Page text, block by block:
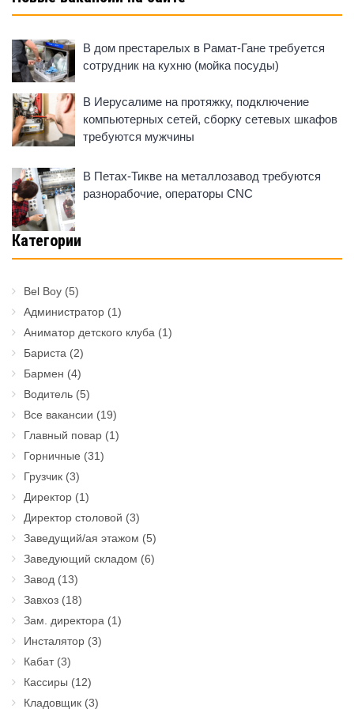
В дом престарелых в Рамат-Гане требуется
сотрудник на кухню (мойка посуды)
В Иерусалиме на протяжку, подключение
компьютерных сетей, сборку сетевых шкафов
требуются мужчины
В Петах-Тикве на металлозавод требуются
разнорабочие, операторы CNC
Категории
Bel Boy (5)
Администратор (1)
Аниматор детского клуба (1)
Бариста (2)
Бармен (4)
Водитель (5)
Все вакансии (19)
Главный повар (1)
Горничные (31)
Грузчик (3)
Директор (1)
Директор столовой (3)
Заведущий/ая этажом (5)
Заведующий складом (6)
Завод (13)
Завхоз (18)
Зам. директора (1)
Инсталятор (3)
Кабат(3)
Кассиры (12)
Кладовщик (3)